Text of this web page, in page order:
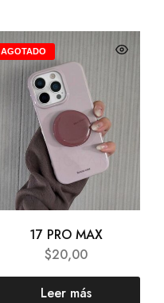
AGOTADO
17 PRO MAX
$20,00
Leer más